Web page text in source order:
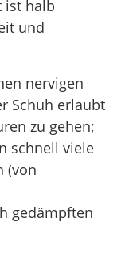
ist halb
und
nervigen
Schuh erlaubt
zu gehen;
schnell viele
(von
gedämpften